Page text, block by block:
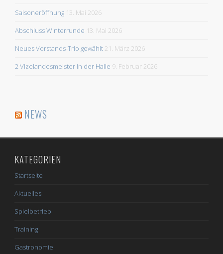
Saisoneröffnung 13. Mai 2026
Abschluss Winterrunde 13. Mai 2026
Neues Vorstands-Trio gewählt 21. März 2026
2 Vizelandesmeister in der Halle 9. Februar 2026
NEWS
KATEGORIEN
Startseite
Aktuelles
Spielbetrieb
Training
Gastronomie